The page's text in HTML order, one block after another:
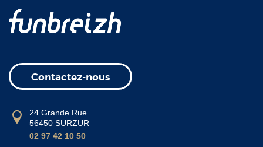
Contactez-nous
24 Grande Rue
56450 SURZUR
02 97 42 10 50